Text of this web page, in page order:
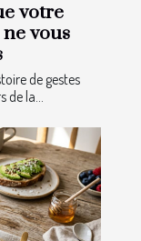
votre
vous
de gestes
de la...